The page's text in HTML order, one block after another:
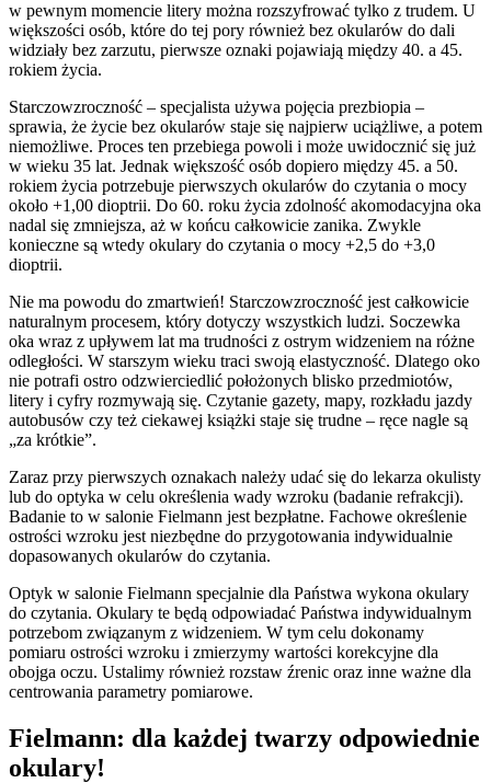
w pewnym momencie litery można rozszyfrować tylko z trudem. U
większości osób, które do tej pory również bez okularów do dali
widziały bez zarzutu, pierwsze oznaki pojawiają między 40. a 45.
rokiem życia.
Starczowzroczność – specjalista używa pojęcia prezbiopia –
sprawia, że życie bez okularów staje się najpierw uciążliwe, a potem
niemożliwe. Proces ten przebiega powoli i może uwidocznić się już
w wieku 35 lat. Jednak większość osób dopiero między 45. a 50.
rokiem życia potrzebuje pierwszych okularów do czytania o mocy
około +1,00 dioptrii. Do 60. roku życia zdolność akomodacyjna oka
nadal się zmniejsza, aż w końcu całkowicie zanika. Zwykle
konieczne są wtedy okulary do czytania o mocy +2,5 do +3,0
dioptrii.
Nie ma powodu do zmartwień! Starczowzroczność jest całkowicie
naturalnym procesem, który dotyczy wszystkich ludzi. Soczewka
oka wraz z upływem lat ma trudności z ostrym widzeniem na różne
odległości. W starszym wieku traci swoją elastyczność. Dlatego oko
nie potrafi ostro odzwierciedlić położonych blisko przedmiotów,
litery i cyfry rozmywają się. Czytanie gazety, mapy, rozkładu jazdy
autobusów czy też ciekawej książki staje się trudne – ręce nagle są
„za krótkie”.
Zaraz przy pierwszych oznakach należy udać się do lekarza okulisty
lub do optyka w celu określenia wady wzroku (badanie refrakcji).
Badanie to w salonie Fielmann jest bezpłatne. Fachowe określenie
ostrości wzroku jest niezbędne do przygotowania indywidualnie
dopasowanych okularów do czytania.
Optyk w salonie Fielmann specjalnie dla Państwa wykona okulary
do czytania. Okulary te będą odpowiadać Państwa indywidualnym
potrzebom związanym z widzeniem. W tym celu dokonamy
pomiaru ostrości wzroku i zmierzymy wartości korekcyjne dla
obojga oczu. Ustalimy również rozstaw źrenic oraz inne ważne dla
centrowania parametry pomiarowe.
Fielmann: dla każdej twarzy odpowiednie
okulary!